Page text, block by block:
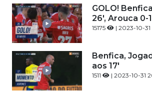
GOLO!
26', Arouca 0-
15175 | 2023-10-
Benfica,
aos 17'
1511 | 2023-10-31